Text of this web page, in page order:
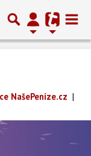
NašePeníze.cz |